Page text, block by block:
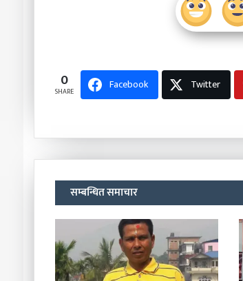
0
SHARE Facebook Twitter
सम्बन्धित समाचार